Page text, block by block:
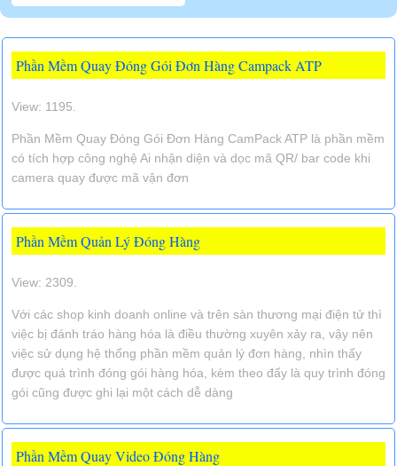
Phần Mềm Quay Đóng Gói Đơn Hàng Campack ATP
View: 1195.
Phần Mềm Quay Đóng Gói Đơn Hàng CamPack ATP là phần mềm
có tích hợp công nghệ Ai nhận diện và dọc mã QR/ bar code khi
camera quay được mã vận đơn
Phần Mềm Quản Lý Đóng Hàng
View: 2309.
Với các shop kinh doanh online và trên sàn thương mại điện tử thì
việc bị đánh tráo hàng hóa là điều thường xuyên xảy ra, vậy nên
việc sử dụng hệ thống phần mềm quản lý đơn hàng, nhìn thấy
được quá trình đóng gói hàng hóa, kèm theo đấy là quy trình đóng
gói cũng được ghi lại một cách dễ dàng
Phần Mềm Quay Video Đóng Hàng